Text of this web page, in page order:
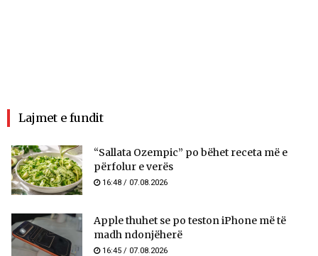
Lajmet e fundit
“Sallata Ozempic” po bëhet receta më e
përfolur e verës
16:48 / 07.08.2026
Apple thuhet se po teston iPhone më të
madh ndonjëherë
16:45 / 07.08.2026